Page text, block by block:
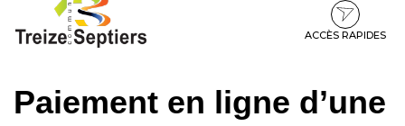
contenu
pied
ACCÈS RAPIDES
Paiement en ligne d’une